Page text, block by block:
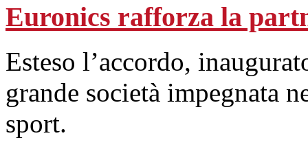
Euronics rafforza la
Esteso l’accordo,
grande società impegnata
sport.